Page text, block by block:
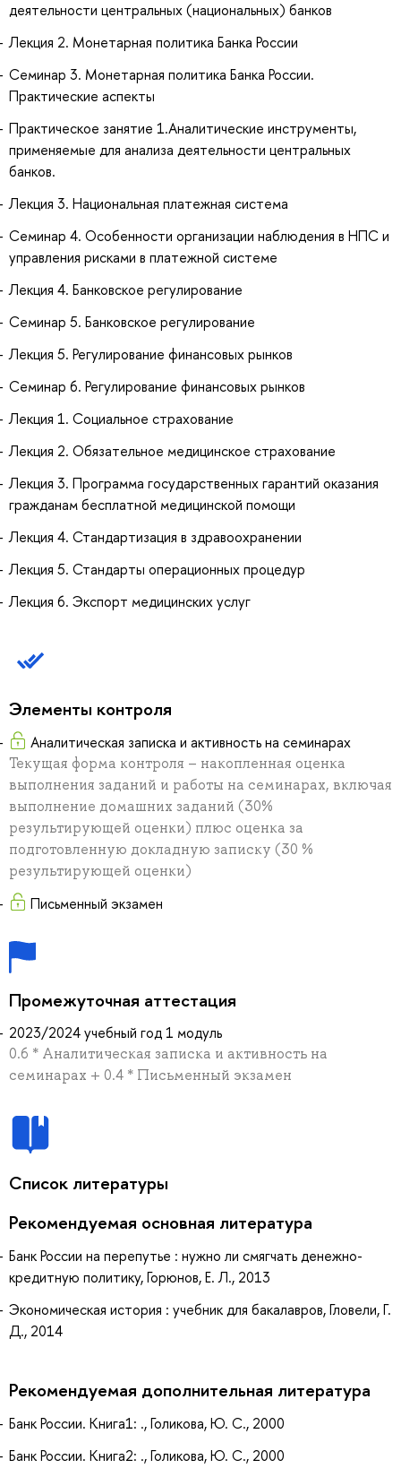
деятельности центральных (национальных) банков
Лекция 2. Монетарная политика Банка России
Семинар 3. Монетарная политика Банка России.
Практические аспекты
Практическое занятие 1.Аналитические инструменты,
применяемые для анализа деятельности центральных
банков.
Лекция 3. Национальная платежная система
Семинар 4. Особенности организации наблюдения в НПС и
управления рисками в платежной системе
Лекция 4. Банковское регулирование
Семинар 5. Банковское регулирование
Лекция 5. Регулирование финансовых рынков
Семинар 6. Регулирование финансовых рынков
Лекция 1. Социальное страхование
Лекция 2. Обязательное медицинское страхование
Лекция 3. Программа государственных гарантий оказания
гражданам бесплатной медицинской помощи
Лекция 4. Стандартизация в здравоохранении
Лекция 5. Стандарты операционных процедур
Лекция 6. Экспорт медицинских услуг
Элементы контроля
Аналитическая записка и активность на семинарах
Текущая форма контроля – накопленная оценка
выполнения заданий и работы на семинарах, включая
выполнение домашних заданий (30%
результирующей оценки) плюс оценка за
подготовленную докладную записку (30 %
результирующей оценки)
Письменный экзамен
Промежуточная аттестация
2023/2024 учебный год 1 модуль
0.6 * Аналитическая записка и активность на
семинарах + 0.4 * Письменный экзамен
Список литературы
Рекомендуемая основная литература
Банк России на перепутье : нужно ли смягчать денежно-
кредитную политику, Горюнов, Е. Л., 2013
Экономическая история : учебник для бакалавров, Гловели, Г.
Д., 2014
Рекомендуемая дополнительная литература
Банк России. Книга1: ., Голикова, Ю. С., 2000
Банк России. Книга2: ., Голикова, Ю. С., 2000